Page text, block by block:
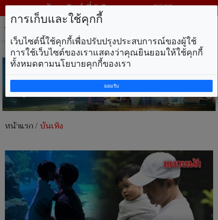
วันอาทิตย์ ที่ 9 สิงหาคม พ.ศ. 2569
หน้าแรก/บันเทิง
การเก็บและใช้คุกกี้
เว็บไซต์นี้ใช้คุกกี้เพื่อปรับปรุงประสบการณ์ของผู้ใช้
การใช้เว็บไซต์ของเราแสดงว่าคุณยินยอมให้ใช้คุกกี้
ทั้งหมดตามนโยบายคุกกี้ของเรา
ยอมรับ